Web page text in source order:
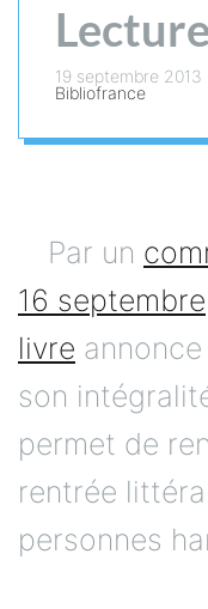
19 septembre 2013
Bibliofrance
Par un
16 septembre
livre
son
permet de
rentrée
personnes